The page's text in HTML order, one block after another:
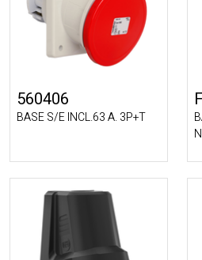
560406
BASE S/E INCL.63 A. 3P+T